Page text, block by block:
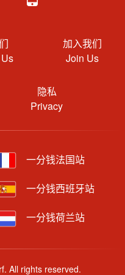
加入我们
Join Us
隐私
Privacy
一分钱法国站
一分钱西班牙站
一分钱荷兰站
All rights reserved.